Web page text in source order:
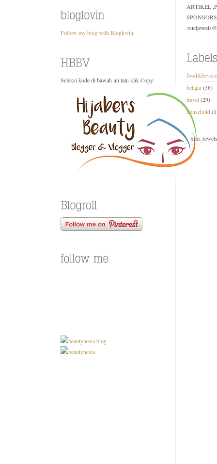
Follow my blog with Bloglovin
Seleksi kode di bawah ini lalu klik Copy:
ARTIKEL
belajar(38)
travel(29)
household
Suci